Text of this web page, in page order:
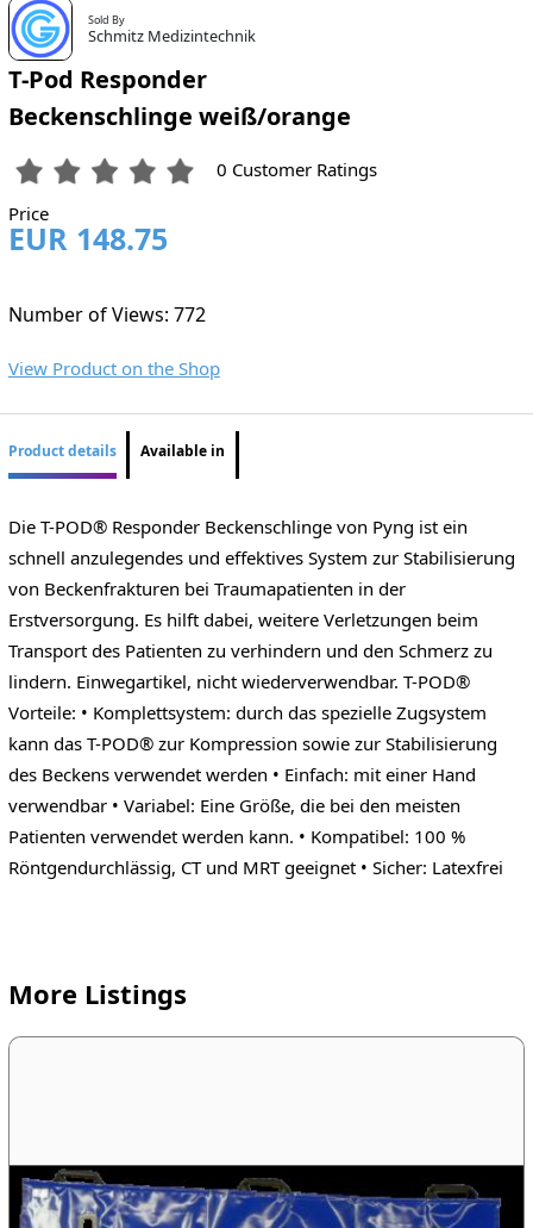
Sold By
Schmitz Medizintechnik
T-Pod Responder
Beckenschlinge weiß/orange
0 Customer Ratings
Price
EUR 148.75
Number of Views: 772
View Product on the Shop
Product details Available in
Die T-POD® Responder Beckenschlinge von Pyng ist ein
schnell anzulegendes und effektives System zur Stabilisierung
von Beckenfrakturen bei Traumapatienten in der
Erstversorgung. Es hilft dabei, weitere Verletzungen beim
Transport des Patienten zu verhindern und den Schmerz zu
lindern. Einwegartikel, nicht wiederverwendbar. T-POD®
Vorteile: • Komplettsystem: durch das spezielle Zugsystem
kann das T-POD® zur Kompression sowie zur Stabilisierung
des Beckens verwendet werden • Einfach: mit einer Hand
verwendbar • Variabel: Eine Größe, die bei den meisten
Patienten verwendet werden kann. • Kompatibel: 100 %
Röntgendurchlässig, CT und MRT geeignet • Sicher: Latexfrei
More Listings